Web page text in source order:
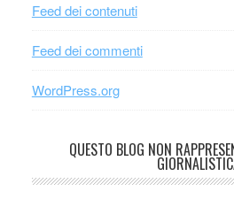
Feed dei contenuti
Feed dei commenti
WordPress.org
QUESTO BLOG NON